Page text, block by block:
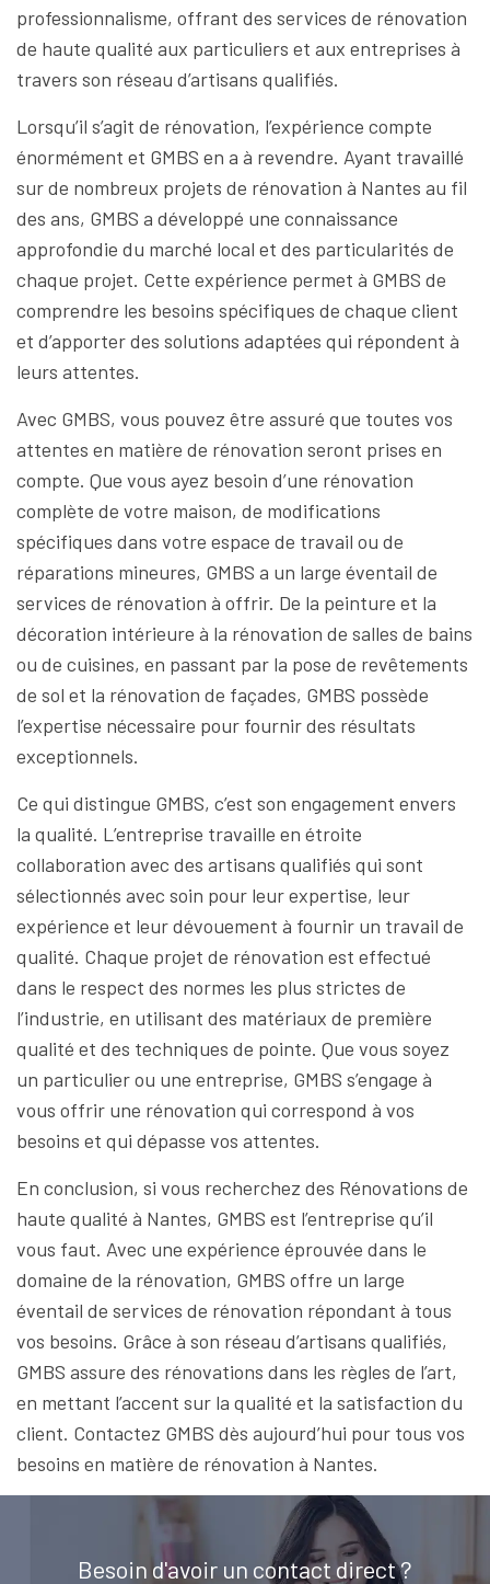
professionnalisme, offrant des services de rénovation
de haute qualité aux particuliers et aux entreprises à
travers son réseau d’artisans qualifiés.
Lorsqu’il s’agit de rénovation, l’expérience compte
énormément et GMBS en a à revendre. Ayant travaillé
sur de nombreux projets de rénovation à Nantes au fil
des ans, GMBS a développé une connaissance
approfondie du marché local et des particularités de
chaque projet. Cette expérience permet à GMBS de
comprendre les besoins spécifiques de chaque client
et d’apporter des solutions adaptées qui répondent à
leurs attentes.
Avec GMBS, vous pouvez être assuré que toutes vos
attentes en matière de rénovation seront prises en
compte. Que vous ayez besoin d’une rénovation
complète de votre maison, de modifications
spécifiques dans votre espace de travail ou de
réparations mineures, GMBS a un large éventail de
services de rénovation à offrir. De la peinture et la
décoration intérieure à la rénovation de salles de bains
ou de cuisines, en passant par la pose de revêtements
de sol et la rénovation de façades, GMBS possède
l’expertise nécessaire pour fournir des résultats
exceptionnels.
Ce qui distingue GMBS, c’est son engagement envers
la qualité. L’entreprise travaille en étroite
collaboration avec des artisans qualifiés qui sont
sélectionnés avec soin pour leur expertise, leur
expérience et leur dévouement à fournir un travail de
qualité. Chaque projet de rénovation est effectué
dans le respect des normes les plus strictes de
l’industrie, en utilisant des matériaux de première
qualité et des techniques de pointe. Que vous soyez
un particulier ou une entreprise, GMBS s’engage à
vous offrir une rénovation qui correspond à vos
besoins et qui dépasse vos attentes.
En conclusion, si vous recherchez des Rénovations de
haute qualité à Nantes, GMBS est l’entreprise qu’il
vous faut. Avec une expérience éprouvée dans le
domaine de la rénovation, GMBS offre un large
éventail de services de rénovation répondant à tous
vos besoins. Grâce à son réseau d’artisans qualifiés,
GMBS assure des rénovations dans les règles de l’art,
en mettant l’accent sur la qualité et la satisfaction du
client. Contactez GMBS dès aujourd’hui pour tous vos
besoins en matière de rénovation à Nantes.
Besoin d'avoir un contact direct ?